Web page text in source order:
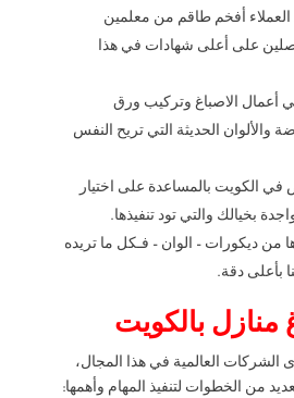
أفخم طاقم من معلمين
على أعلى شهادات في هذا
أعمال الاصباغ وتركيب ورق
والألوان الحديثة التي تريح النفس
الكويت بالمساعدة على اختيار
بخيالك والتي تود تنفيذها.
من ديكورات – الوان – فـكل ما تريده
بأعلى دقة.
بالكويت
العالمية في هذا المجال،
من الخطوات لتنفيذ المهام وأهمها: